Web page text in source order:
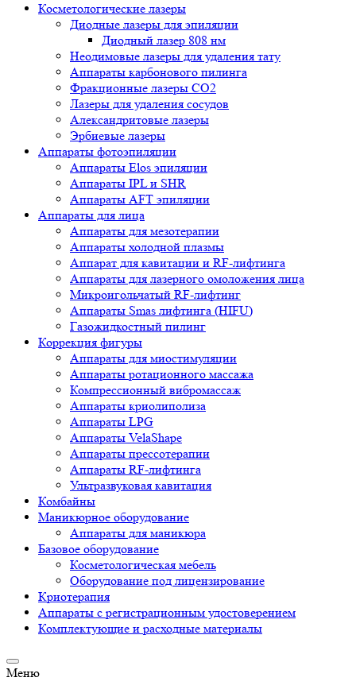
Косметологические лазеры
Диодные лазеры для эпиляции
Диодный лазер 808 нм
Неодимовые лазеры для удаления тату
Аппараты карбонового пилинга
Фракционные лазеры CO2
Лазеры для удаления сосудов
Александритовые лазеры
Эрбиевые лазеры
Аппараты фотоэпиляции
Аппараты Elos эпиляции
Аппараты IPL и SHR
Аппараты AFT эпиляции
Аппараты для лица
Аппараты для мезотерапии
Аппараты холодной плазмы
Аппарат для кавитации и RF-лифтинга
Аппараты для лазерного омоложения лица
Микроигольчатый RF-лифтинг
Аппараты Smas лифтинга (HIFU)
Газожидкостный пилинг
Коррекция фигуры
Аппараты для миостимуляции
Аппараты ротационного массажа
Компрессионный вибромассаж
Аппараты криолиполиза
Аппараты LPG
Аппараты VelaShape
Аппараты прессотерапии
Аппараты RF-лифтинга
Ультразвуковая кавитация
Комбайны
Маникюрное оборудование
Аппараты для маникюра
Базовое оборудование
Косметологическая мебель
Оборудование под лицензирование
Криотерапия
Аппараты c регистрационным удостоверением
Комплектующие и расходные материалы
Меню